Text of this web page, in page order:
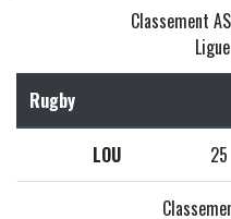
Classement
Rugby
LOU 25